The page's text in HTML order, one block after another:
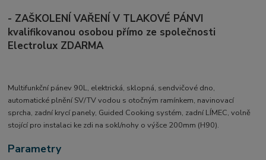
- ZAŠKOLENÍ VAŘENÍ V TLAKOVÉ PÁNVI
kvalifikovanou osobou přímo ze společnosti
Electrolux ZDARMA
Multifunkční pánev 90L, elektrická, sklopná, sendvičové dno,
automatické plnění SV/TV vodou s otočným ramínkem, navinovací
sprcha, zadní krycí panely, Guided Cooking systém, zadní LÍMEC, volně
stojící pro instalaci ke zdi na sokl/nohy o výšce 200mm (H90).
Parametry